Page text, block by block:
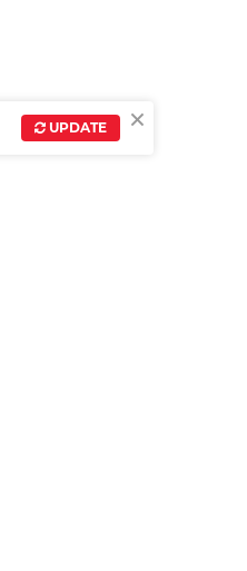
×
UPDATE